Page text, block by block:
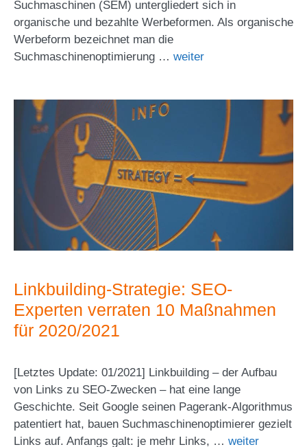
Suchmaschinen (SEM) untergliedert sich in
organische und bezahlte Werbeformen. Als organische
Werbeform bezeichnet man die
Suchmaschinenoptimierung … weiter
Linkbuilding-Strategie: SEO-
Experten verraten 10 Maßnahmen
für 2020/2021
[Letztes Update: 01/2021] Linkbuilding – der Aufbau
von Links zu SEO-Zwecken – hat eine lange
Geschichte. Seit Google seinen Pagerank-Algorithmus
patentiert hat, bauen Suchmaschinenoptimierer gezielt
Links auf. Anfangs galt: je mehr Links, … weiter